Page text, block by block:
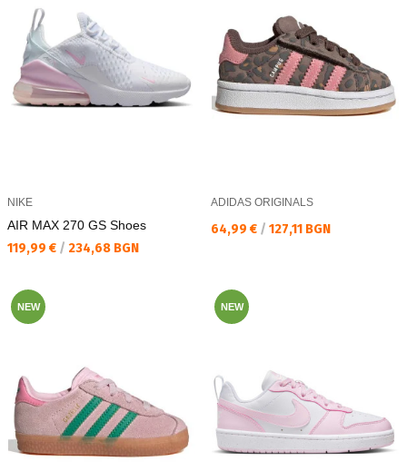
NIKE
AIR MAX 270 GS Shoes
Текуща цена:
119,99 € / 234,68 BGN
ADIDAS ORIGINALS
Текуща цена:
64,99 € / 127,11 BGN
NEW NEW